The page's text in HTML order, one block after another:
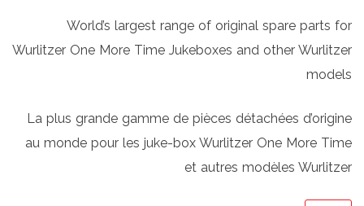
World’s largest range of original spare parts for
Wurlitzer One More Time Jukeboxes and other Wurlitzer
models
La plus grande gamme de pièces détachées d’origine
au monde pour les juke-box Wurlitzer One More Time
et autres modèles Wurlitzer